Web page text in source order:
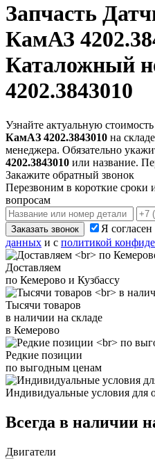
Запчасть
КамАЗ
Каталожный
4202.3843010
Узнайте актуальную стоимость
КамАЗ 4202.3843010 на
менеджера. Обязательно
4202.3843010 или название.
Закажите обратный звонок
Перезвоним в короткие сроки
вопросам
Заказать звонок Я согласен
данных и с политикой
Доставляем
по Кемерово и Кузбассу
Тысячи товаров
в наличии на складе
в Кемерово
Редкие позиции
по выгодным ценам
Индивидуальные условия для
Всегда в наличии
Двигатели